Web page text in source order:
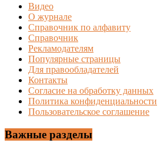
Видео
О журнале
Справочник по алфавиту
Справочник
Рекламодателям
Популярные страницы
Для правообладателей
Контакты
Согласие на обработку данных
Политика конфиденциальности
Пользовательское соглашение
Важные разделы